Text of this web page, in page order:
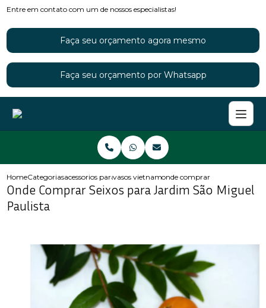
Entre em contato com um de nossos especialistas!
Faça seu orçamento agora mesmo
Faça seu orçamento por Whatsapp
HomeCategoriasacessorios para jardinsvasos vietnamitas para jardim
onde comprar seixos para
Onde Comprar Seixos para Jardim São Miguel
Paulista